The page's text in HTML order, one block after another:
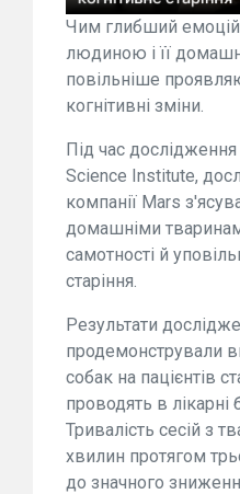
Чим глибший
людиною і її
повільніше
когнітивні зміни.
Під час
Science Institute,
компанії Mars
домашніми
самотності й
старіння.
Результати
продемонстрували
собак на пацієнтів
проводять в лікарні
Тривалість сесій з
хвилин протягом
до значного